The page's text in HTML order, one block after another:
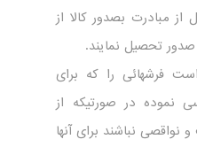
از مبادرت بصدور کالا از
تحصیل نمایند.
فرشهائی را که برای
نموده در صورتیکه از
نباشند برای آنها